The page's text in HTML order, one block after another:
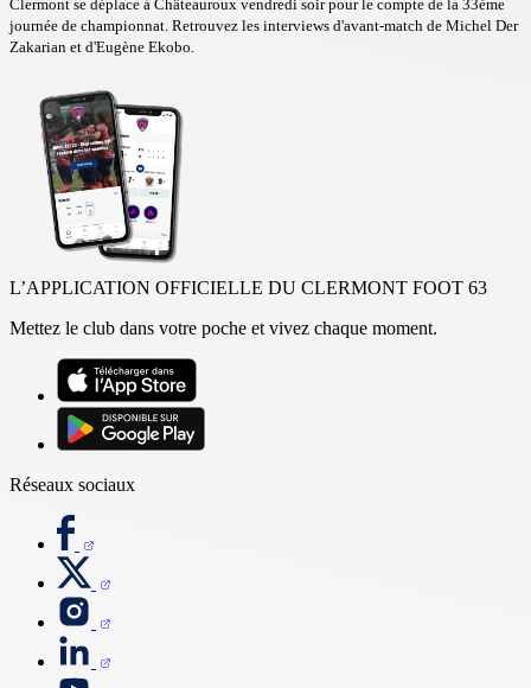
Clermont se déplace à Châteauroux vendredi soir pour le compte de la 33ème
journée de championnat. Retrouvez les interviews d'avant-match de Michel Der
Zakarian et d'Eugène Ekobo.
L’APPLICATION OFFICIELLE DU CLERMONT FOOT 63
Mettez le club dans votre poche et vivez chaque moment.
Réseaux sociaux